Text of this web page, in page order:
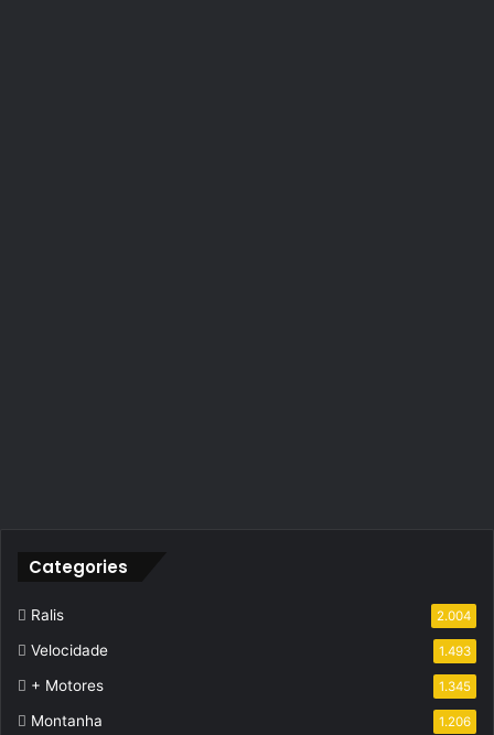
Categories
Ralis 2.004
Velocidade 1.493
+ Motores 1.345
Montanha 1.206